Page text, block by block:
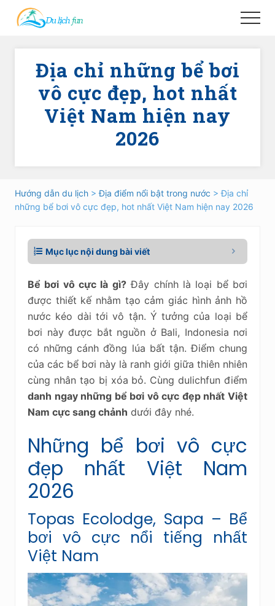
Menu
Menu
Địa chỉ những bể bơi
vô cực đẹp, hot nhất
Việt Nam hiện nay
2026
Hướng dẫn du lịch >Địa điểm nổi bật trong nước > Địa chỉ
những bể bơi vô cực đẹp, hot nhất Việt Nam hiện nay 2026
Mục lục nội dung bài viết
Bể bơi vô cực là gì?Đây chính là loại bể bơi
được thiết kế nhằm tạo cảm giác hình ảnh hồ
nước kéo dài tới vô tận. Ý tưởng của loại bể
bơi này được bắt nguồn ở Bali, Indonesia nơi
có những cánh đồng lúa bất tận. Điểm chung
của các bể bơi này là ranh giới giữa thiên nhiên
cùng nhân tạo bị xóa bỏ. Cùng dulichfun điểm
danh ngay những bể bơi vô cực đẹp nhất Việt
Nam cực sang chảnh dưới đây nhé.
Những bể bơi vô cực
đẹp nhất Việt Nam
2026
Topas Ecolodge, Sapa – Bể
bơi vô cực nổi tiếng nhất
Việt Nam